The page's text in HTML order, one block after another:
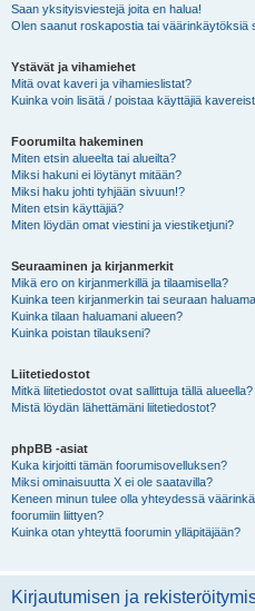
Saan yksityisviestejä joita en halua!
Olen saanut roskapostia tai väärinkäytöksiä
Ystävät ja vihamiehet
Mitä ovat kaveri ja vihamieslistat?
Kuinka voin lisätä / poistaa käyttäjiä
Foorumilta hakeminen
Miten etsin alueelta tai alueilta?
Miksi hakuni ei löytänyt mitään?
Miksi haku johti tyhjään sivuun!?
Miten etsin käyttäjiä?
Miten löydän omat viestini ja viestiketjuni?
Seuraaminen ja kirjanmerkit
Mikä ero on kirjanmerkillä ja tilaamisella?
Kuinka teen kirjanmerkin tai seuraan
Kuinka tilaan haluamani alueen?
Kuinka poistan tilaukseni?
Liitetiedostot
Mitkä liitetiedostot ovat sallittuja tällä alueella?
Mistä löydän lähettämäni liitetiedostot?
phpBB -asiat
Kuka kirjoitti tämän foorumisovelluksen?
Miksi ominaisuutta X ei ole saatavilla?
Keneen minun tulee olla yhteydessä
foorumiin liittyen?
Kuinka otan yhteyttä foorumin ylläpitäjään?
Kirjautumisen ja